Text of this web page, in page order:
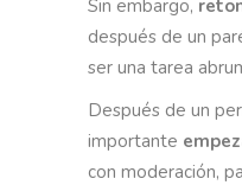
Sin embargo,
después de un
ser una tarea
Después de un
importante
con moderación,